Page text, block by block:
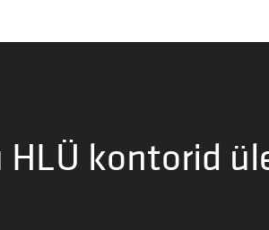
HLÜ kontorid